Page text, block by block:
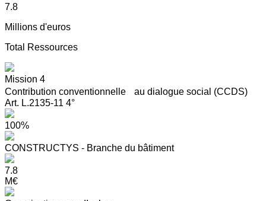
7.8
Millions d'euros
Total Ressources
Mission 4
Contribution conventionnelle au dialogue social (CCDS)
Art. L.2135-11 4°
100%
CONSTRUCTYS - Branche du bâtiment
7.8
M€